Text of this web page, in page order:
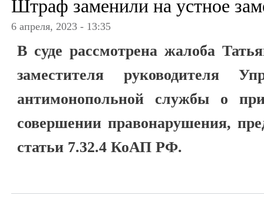
Штраф заменили на устное
6 апреля, 2023 - 13:35
В суде рассмотрена жалоба
заместителя руководителя
антимонопольной службы о
совершении правонарушения,
статьи 7.32.4 КоАП РФ.